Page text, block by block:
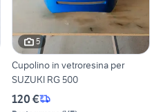
5
Cupolino in vetroresina per
SUZUKI RG 500
120 €